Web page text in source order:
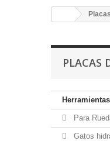
PLACAS
Herramientas
Para
Gatos